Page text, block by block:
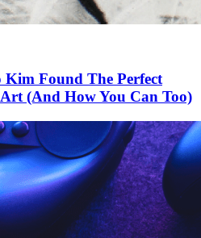
Found The Perfect
(And How You Can Too)